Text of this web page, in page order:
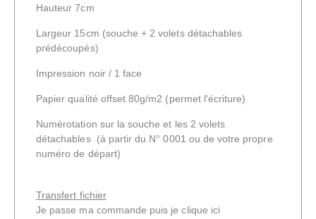
Hauteur 7cm
Largeur 15cm (souche + 2 volets détachables
prédécoupés)
Impression noir / 1 face
Papier qualité offset 80g/m2 (permet l'écriture)
Numérotation sur la souche et les 2 volets
détachables (à partir du N° 0001 ou de votre propre
numéro de départ)
Transfert fichier
Je passe ma commande puis je clique ici